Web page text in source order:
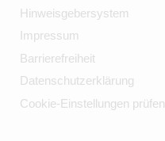
Hinweisgebersystem
Impressum
Barrierefreiheit
Datenschutzerklärung
Cookie-Einstellungen prüfen